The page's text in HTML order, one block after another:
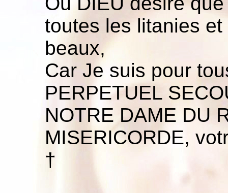
toutes les litanies
beaux,
Car Je suis pour
PERPETUEL
NOTRE DAME DU
MISERICORDE,
†